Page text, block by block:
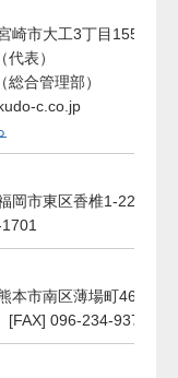
市大工3丁目155番地
表）
合管理部）
c.co.jp
市東区香椎1-22-5
市南区薄場町46合同
096-234-9376